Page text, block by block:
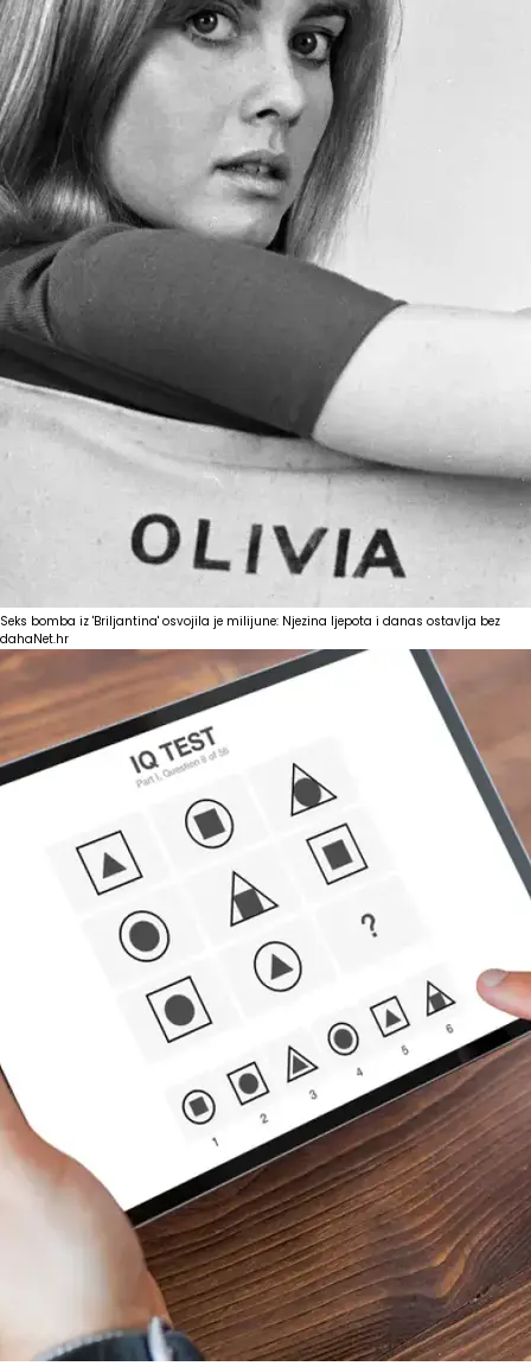
Seks bomba iz 'Briljantina' osvojila je milijune: Njezina ljepota i danas ostavlja bez
dahaNet.hr